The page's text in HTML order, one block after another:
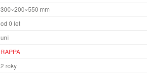
300×200×550 mm
od 0 let
uni
RAPPA
2 roky